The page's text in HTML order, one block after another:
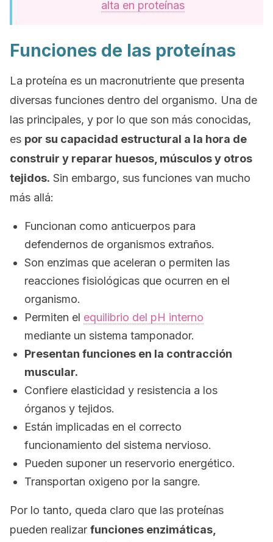
alta en proteínas
Funciones de las proteínas
La proteína es un macronutriente que presenta
diversas funciones dentro del organismo. Una de
las principales, y por lo que son más conocidas,
es por su capacidad estructural a la hora de
construir y reparar huesos, músculos y otros
tejidos. Sin embargo, sus funciones van mucho
más allá:
Funcionan como anticuerpos para
defendernos de organismos extraños.
Son enzimas que aceleran o permiten las
reacciones fisiológicas que ocurren en el
organismo.
Permiten el equilibrio del pH interno
mediante un sistema tamponador.
Presentan funciones en la contracción
muscular.
Confiere elasticidad y resistencia a los
órganos y tejidos.
Están implicadas en el correcto
funcionamiento del sistema nervioso.
Pueden suponer un reservorio energético.
Transportan oxigeno por la sangre.
Por lo tanto, queda claro que las proteínas
pueden realizar funciones enzimáticas,